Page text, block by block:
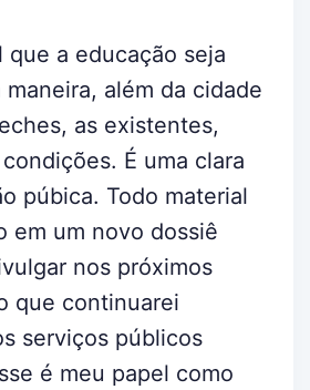
que a educação seja
além da cidade
as existentes,
É uma clara
púbica. Todo material
em um novo dossiê
nos próximos
que continuarei
serviços públicos
é meu papel como